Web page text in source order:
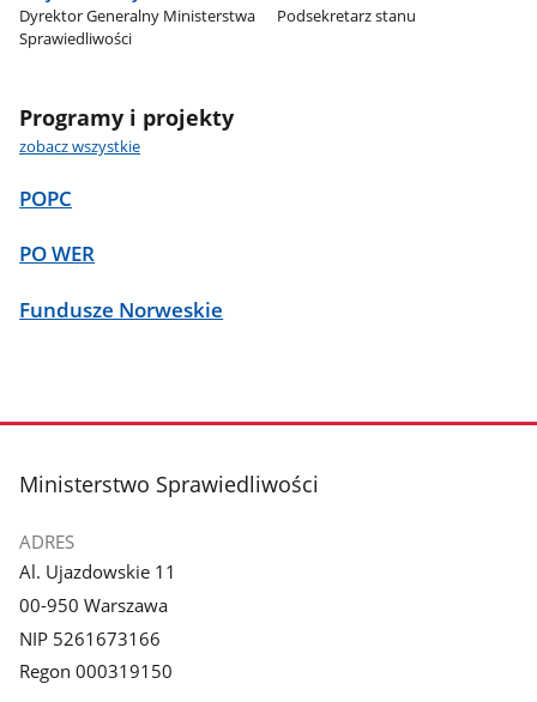
Dyrektor Generalny Ministerstwa
Sprawiedliwości
Podsekretarz stanu
Programy i projekty
zobacz wszystkie
POPC
PO WER
Fundusze Norweskie
stopka
Ministerstwo Sprawiedliwości
ADRES
Al. Ujazdowskie 11
00-950 Warszawa
NIP 5261673166
Regon 000319150